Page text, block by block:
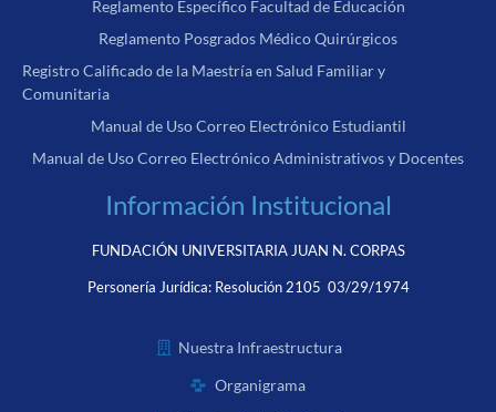
Reglamento Específico Facultad de Educación
Reglamento Posgrados Médico Quirúrgicos
Registro Calificado de la Maestría en Salud Familiar y
Comunitaria
Manual de Uso Correo Electrónico Estudiantil
Manual de Uso Correo Electrónico Administrativos y Docentes
Información Institucional
FUNDACIÓN UNIVERSITARIA JUAN N. CORPAS
Personería Jurídica: Resolución 2105 03/29/1974
Nuestra Infraestructura
Organigrama